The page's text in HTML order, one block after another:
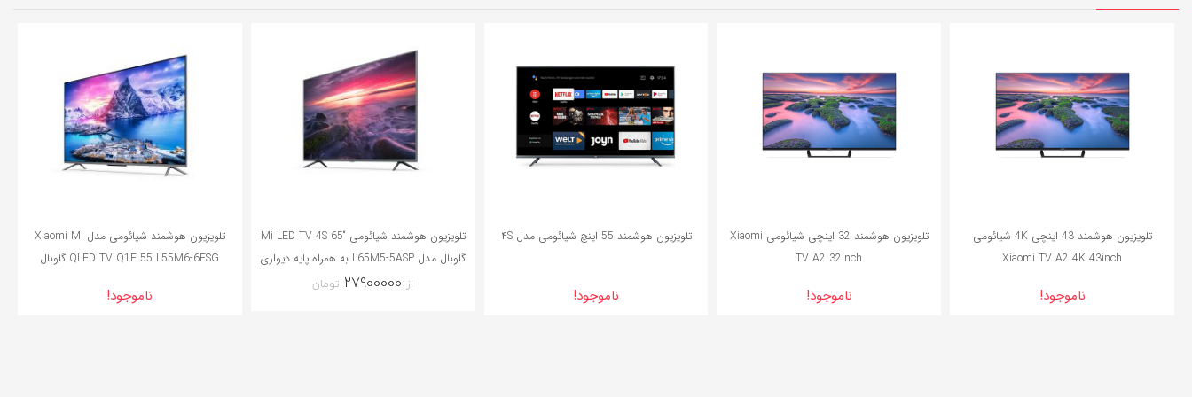
تلویزیون هوشمند 43 اینچی 4K شیائومی
Xiaomi TV A2 4K 43inch
ناموجود!
تلویزیون هوشمند 32 اینچی شیائومی Xiaomi
TV A2 32inch
ناموجود!
تلویزیون هوشمند 55 اینچ شیائومی مدل ۴S
ناموجود!
تلویزیون هوشمند شیائومی “Mi LED TV 4S 65
گلوبال مدل L65M5-5ASP به همراه پایه دیواری
تلویزیون مدل w6
27900000
تلویزیون هوشمند شیائومی مدل Xiaomi Mi
QLED TV Q1E 55 L55M6-6ESG گلوبال
ناموجود!